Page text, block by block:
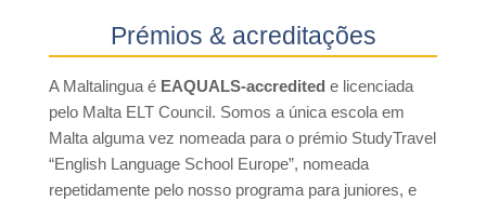
Prémios & acreditações
A Maltalingua é EAQUALS-accredited e licenciada
pelo Malta ELT Council. Somos a única escola em
Malta alguma vez nomeada para o prémio StudyTravel
“English Language School Europe”, nomeada
repetidamente pelo nosso programa para juniores, e